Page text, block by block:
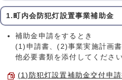
1.町内会防犯灯設置事業補助金
補助金申請をするとき
(1)申請書、(2)事業実施計画
他必要書類を添付してください
(1)防犯灯設置補助金交付申